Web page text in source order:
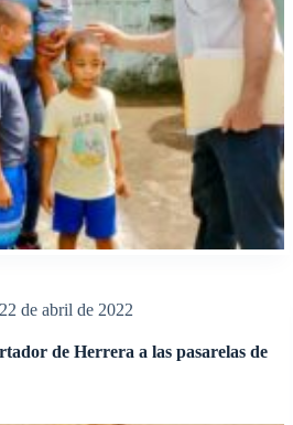
22 de abril de 2022
de Herrera a las pasarelas de